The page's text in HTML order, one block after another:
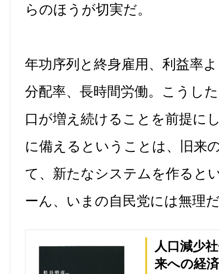
らのほうが切実だ。
年功序列と終身雇用、利益率
分配率、長時間労働。こうし
口が増え続けることを前提に
に備えるということは、旧来
て、新たなシステムを作ると
ーん、いまの自民党には無理
人口減少
来への経